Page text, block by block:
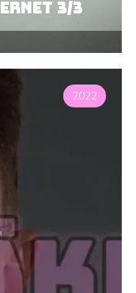
3/3
2022